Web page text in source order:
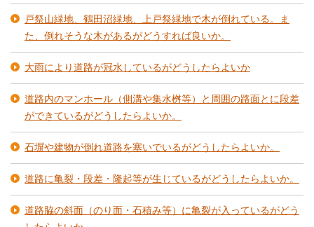
戸祭山緑地、鶴田沼緑地、上戸祭緑地で木が倒れている。ま
た、倒れそうな木があるがどうすれば良いか。
大雨により道路が冠水しているがどうしたらよいか
道路内のマンホール（側溝や集水桝等）と周囲の路面とに段差
ができているがどうしたらよいか。
石塀や建物が倒れ道路を塞いでいるがどうしたらよいか。
道路に亀裂・段差・隆起等が生じているがどうしたらよいか。
道路脇の斜面（のり面・石積み等）に亀裂が入っているがどう